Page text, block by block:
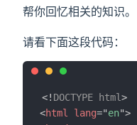
帮你回忆相关的知识。
请看下面这段代码：
<! DOCTYPE html>
<html lang="en">